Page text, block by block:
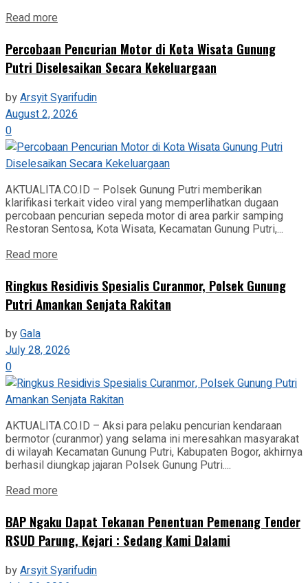
Read more
‎Percobaan Pencurian Motor di Kota Wisata Gunung
Putri Diselesaikan Secara Kekeluargaan
byArsyit Syarifudin
August 2, 2026
0
AKTUALITA.CO.ID – Polsek Gunung Putri memberikan
klarifikasi terkait video viral yang memperlihatkan dugaan
percobaan pencurian sepeda motor di area parkir samping
Restoran Sentosa, Kota Wisata, Kecamatan Gunung Putri,...
Read more
Ringkus Residivis Spesialis Curanmor, Polsek Gunung
Putri Amankan Senjata Rakitan
byGala
July 28, 2026
0
AKTUALITA.CO.ID – Aksi para pelaku pencurian kendaraan
bermotor (curanmor) yang selama ini meresahkan masyarakat
di wilayah Kecamatan Gunung Putri, Kabupaten Bogor, akhirnya
berhasil diungkap jajaran Polsek Gunung Putri....
Read more
BAP Ngaku Dapat Tekanan Penentuan Pemenang Tender
RSUD Parung, Kejari : Sedang Kami Dalami
byArsyit Syarifudin